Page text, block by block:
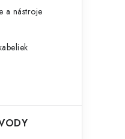
a nástroje